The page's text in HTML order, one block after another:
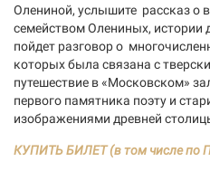
Олениной, услышите рассказ о
семейством Олениных, истории
пойдет разговор о
которых была связана с
путешествие в «Московском»
первого памятника поэту и
изображениями древней
КУПИТЬ БИЛЕТ (в том числе по